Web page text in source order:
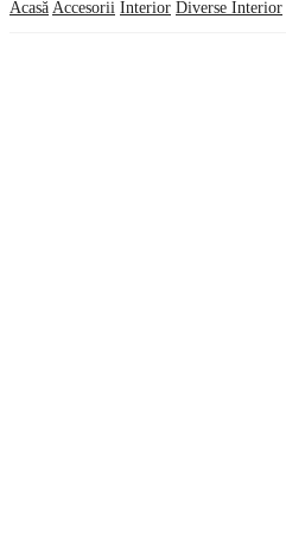
Acasă Accesorii Interior Diverse Interior